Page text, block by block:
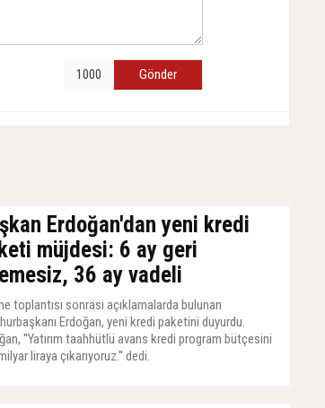
Gönder
Erdoğan'dan yeni kredi
müjdesi: 6 ay geri
36 ay vadeli
toplantısı sonrası açıklamalarda bulunan
Erdoğan, yeni kredi paketini duyurdu.
''Yatırım taahhütlü avans kredi program bütçesini
liraya çıkarıyoruz.'' dedi.